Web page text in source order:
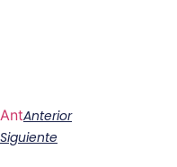
AntAnterior
Siguiente